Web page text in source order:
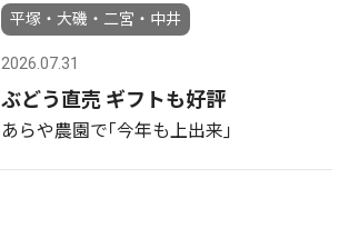
平塚・大磯・二宮・中井
2026.07.31
ぶどう直売 ギフトも好評
あらや農園で｢今年も上出来｣